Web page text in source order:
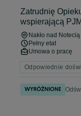
Zatrudnię
wspierającą PJM
Nakło nad Notecią
Pełny etat
Umowa o pracę
Odpowiednie